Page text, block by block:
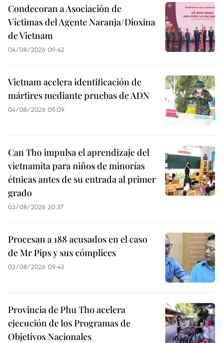
Condecoran a Asociación de
Víctimas del Agente Naranja/Dioxina
de Vietnam
04/08/2026 09:42
Vietnam acelera identificación de
mártires mediante pruebas de ADN
04/08/2026 05:09
Can Tho impulsa el aprendizaje del
vietnamita para niños de minorías
étnicas antes de su entrada al primer
grado
03/08/2026 20:37
Procesan a 188 acusados en el caso
de Mr Pips y sus cómplices
03/08/2026 09:43
Provincia de Phu Tho acelera
ejecución de los Programas de
Objetivos Nacionales